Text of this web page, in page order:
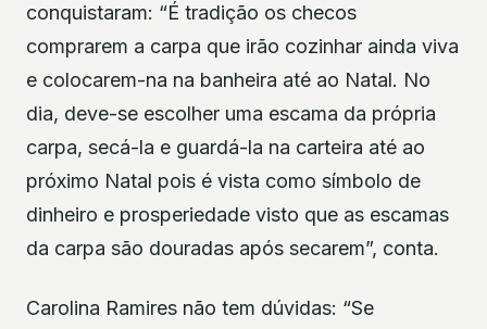
conquistaram: “É tradição os checos
comprarem a carpa que irão cozinhar ainda viva
e colocarem-na na banheira até ao Natal. No
dia, deve-se escolher uma escama da própria
carpa, secá-la e guardá-la na carteira até ao
próximo Natal pois é vista como símbolo de
dinheiro e prosperiedade visto que as escamas
da carpa são douradas após secarem”, conta.
Carolina Ramires não tem dúvidas: “Se